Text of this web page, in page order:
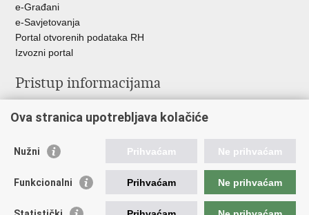
e-Građani
e-Savjetovanja
Portal otvorenih podataka RH
Izvozni portal
Pristup informacijama
Izjava o pristupačnosti
Ravnopravnost spolova u MORH-u i OSRH
Važne poveznice
Ova stranica upotrebljava kolačiće
Nužni Prihvaćam Ne prihvaćam
Funkcionalni Prihvaćam Ne prihvaćam